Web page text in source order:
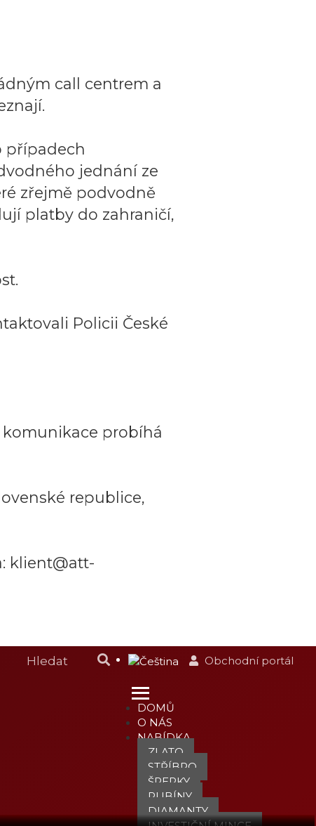
call centrem a
případech
jednání ze
zřejmě podvodně
platby do zahraničí,
Policii České
probíhá
republice,
klient@att-
Obchodní portál
DOMŮ
O NÁS
NABÍDKA
ZLATO
STŘÍBRO
ŠPERKY
RUBÍNY
DIAMANTY